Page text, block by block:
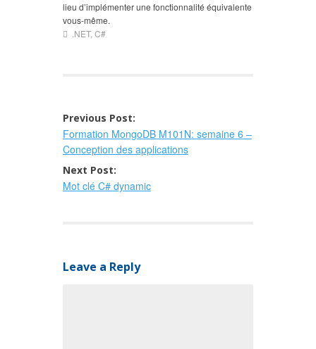
lieu d’implémenter une fonctionnalité équivalente
vous-même.
.NET, C#
Post
navigation
Previous Post:
Formation MongoDB M101N: semaine 6 –
Conception des applications
Next Post:
Mot clé C# dynamic
Leave a Reply